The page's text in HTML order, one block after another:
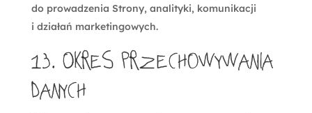
do prowadzenia Strony, analityki, komunikacji
i działań marketingowych.
13. Okres przechowywania
danych